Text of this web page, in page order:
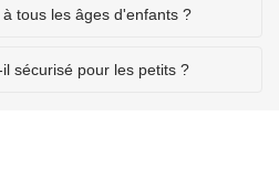
tous les âges d'enfants ?
sécurisé pour les petits ?